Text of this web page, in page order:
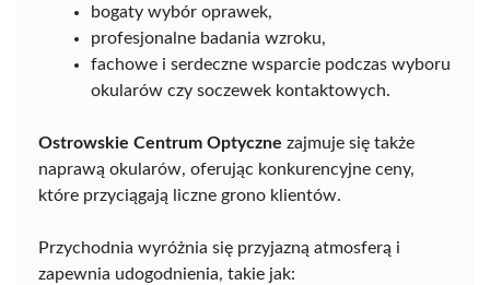
bogaty wybór oprawek,
profesjonalne badania wzroku,
fachowe i serdeczne wsparcie podczas wyboru
okularów czy soczewek kontaktowych.
Ostrowskie Centrum Optyczne zajmuje się także
naprawą okularów, oferując konkurencyjne ceny,
które przyciągają liczne grono klientów.
Przychodnia wyróżnia się przyjazną atmosferą i
zapewnia udogodnienia, takie jak: